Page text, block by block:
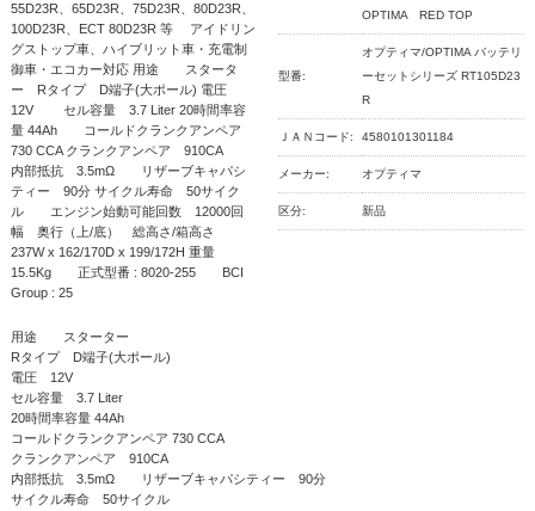
55D23R、65D23R、75D23R、80D23R、
100D23R、ECT 80D23R 等 アイドリン
グストップ車、ハイブリット車・充電制
御車・エコカー対応 用途 スタータ
ー Rタイプ D端子(大ポール) 電圧
12V セル容量 3.7 Liter 20時間率容
量 44Ah コールドクランクアンペア
730 CCA クランクアンペア 910CA
内部抵抗 3.5mΩ リザーブキャパシ
ティー 90分 サイクル寿命 50サイク
ル エンジン始動可能回数 12000回
幅 奥行（上/底） 総高さ/箱高さ
237W x 162/170D x 199/172H 重量
15.5Kg 正式型番 : 8020-255 BCI
Group : 25
OPTIMA RED TOP
型番:
オプティマ/OPTIMA バッテリ
ーセットシリーズ RT105D23
R
ＪＡＮコード: 4580101301184
メーカー: オプティマ
区分: 新品
用途 スターター
Rタイプ D端子(大ポール)
電圧 12V
セル容量 3.7 Liter
20時間率容量 44Ah
コールドクランクアンペア 730 CCA
クランクアンペア 910CA
内部抵抗 3.5mΩ リザーブキャパシティー 90分
サイクル寿命 50サイクル